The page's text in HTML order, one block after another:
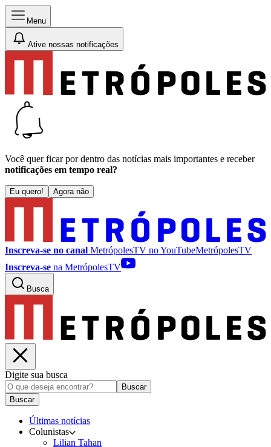
Menu
Ative nossas notificações
Você quer ficar por dentro das notícias mais importantes e receber
notificações em tempo real?
Eu quero! Agora não
Inscreva-se no canal MetrópolesTV noYouTubeMetrópolesTV
Inscreva-se na MetrópolesTV
Busca
Digite sua busca
Buscar
Buscar
Últimas notícias
Colunistas
Lilian Tahan